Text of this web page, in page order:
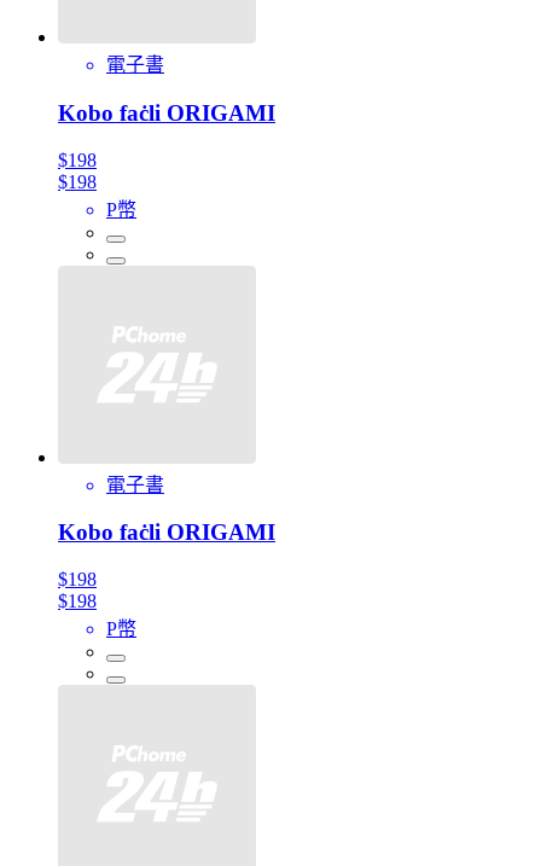
電子書
Kobo faċli ORIGAMI
$198
$198
P幣
電子書
Kobo faċli ORIGAMI
$198
$198
P幣